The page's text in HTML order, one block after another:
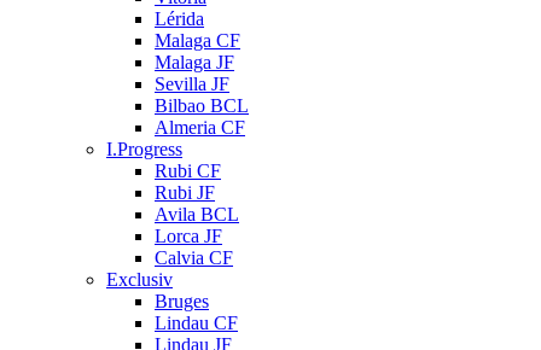
Lérida
Malaga CF
Malaga JF
Sevilla JF
Bilbao BCL
Almeria CF
I.Progress
Rubi CF
Rubi JF
Avila BCL
Lorca JF
Calvia CF
Exclusiv
Bruges
Lindau CF
Lindau JF